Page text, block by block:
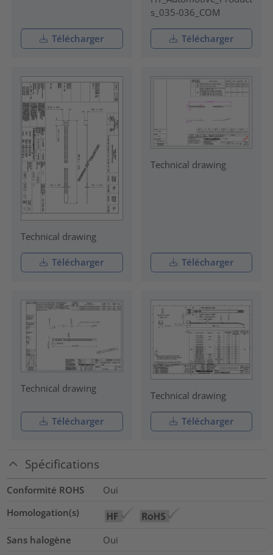
Télécharger
s_035-036_COM
Télécharger
Technical drawing
Télécharger
Technical drawing
Télécharger
Technical drawing
Télécharger
Technical drawing
Télécharger
Spécifications
Conformité ROHS
Oui
Homologation(s)
Sans halogène
Oui